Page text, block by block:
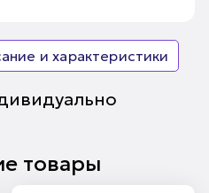
и характеристики
товары